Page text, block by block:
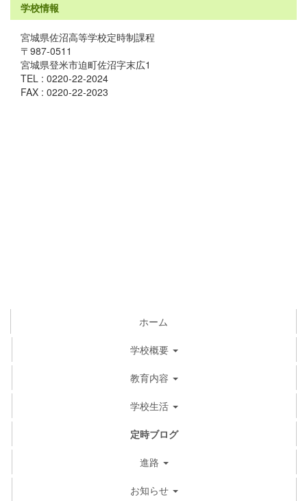
学校情報
宮城県佐沼高等学校定時制課程
〒987-0511
宮城県登米市迫町佐沼字末広1
TEL : 0220-22-2024
FAX : 0220-22-2023
ホーム
学校概要
教育内容
学校生活
定時ブログ
進路
お知らせ